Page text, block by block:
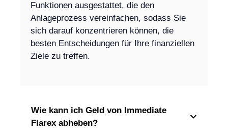
Funktionen ausgestattet, die den
Anlageprozess vereinfachen, sodass Sie
sich darauf konzentrieren können, die
besten Entscheidungen für Ihre finanziellen
Ziele zu treffen.
Wie kann ich Geld von Immediate
Flarex abheben?